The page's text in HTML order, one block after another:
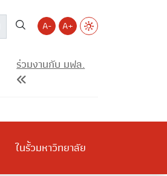
A- A+
ร่วมงานกับ มฟล.
ในรั้วมหาวิทยาลัย